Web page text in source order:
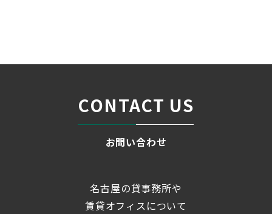
CONTACT US
お問い合わせ
名古屋の貸事務所や
賃貸オフィスについて